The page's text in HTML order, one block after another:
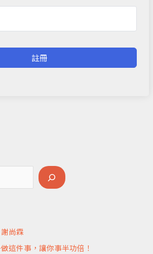
尚霖
這件事，讓你事半功倍！
註冊